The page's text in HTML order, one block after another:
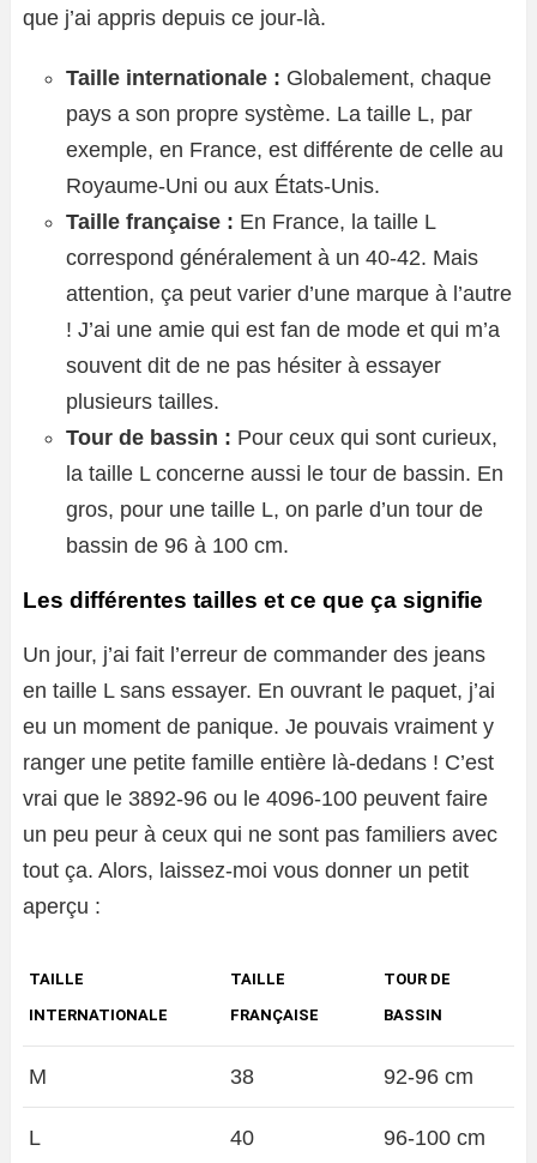
que j’ai appris depuis ce jour-là.
Taille internationale : Globalement, chaque
pays a son propre système. La taille L, par
exemple, en France, est différente de celle au
Royaume-Uni ou aux États-Unis.
Taille française : En France, la taille L
correspond généralement à un 40-42. Mais
attention, ça peut varier d’une marque à l’autre
! J’ai une amie qui est fan de mode et qui m’a
souvent dit de ne pas hésiter à essayer
plusieurs tailles.
Tour de bassin : Pour ceux qui sont curieux,
la taille L concerne aussi le tour de bassin. En
gros, pour une taille L, on parle d’un tour de
bassin de 96 à 100 cm.
Les différentes tailles et ce que ça signifie
Un jour, j’ai fait l’erreur de commander des jeans
en taille L sans essayer. En ouvrant le paquet, j’ai
eu un moment de panique. Je pouvais vraiment y
ranger une petite famille entière là-dedans ! C’est
vrai que le 3892-96 ou le 4096-100 peuvent faire
un peu peur à ceux qui ne sont pas familiers avec
tout ça. Alors, laissez-moi vous donner un petit
aperçu :
TAILLE
INTERNATIONALE
TAILLE
FRANÇAISE
TOUR DE
BASSIN
M 38 92-96 cm
L 40 96-100 cm